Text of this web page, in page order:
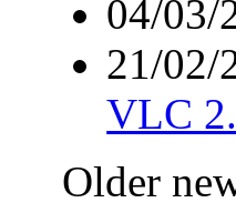
04/03/
21/02/
VLC
Older